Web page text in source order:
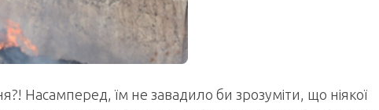
Насамперед, їм не завадило би зрозуміти, що ніякої